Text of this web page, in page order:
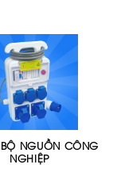
NGUỒN CÔNG
NGHIỆP